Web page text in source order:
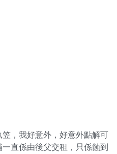
，我好意外，好意外點解可
直係由後父交租，只係蝕到